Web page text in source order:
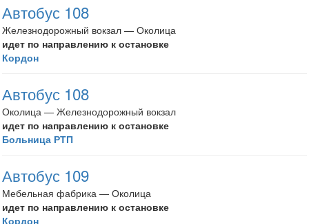
Автобус 108
Железнодорожный вокзал — Околица
идет по направлению к остановке
Кордон
Автобус 108
Околица — Железнодорожный вокзал
идет по направлению к остановке
Больница РТП
Автобус 109
Мебельная фабрика — Околица
идет по направлению к остановке
Кордон